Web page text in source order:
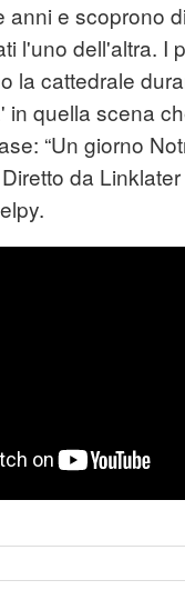
anni e scoprono
l'uno dell'altra. I
la cattedrale
in quella scena
“Un giorno
da